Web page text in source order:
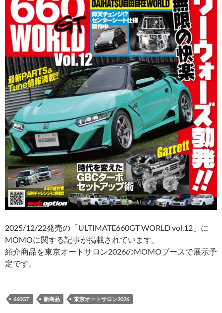
2025/12/22発売の「ULTIMATE660GT WORLD vol.12」に
MOMOに関する記事が掲載されています。
紹介商品を東京オートサロン2026のMOMOブースで展示予
定です。
660GT 新商品 東京オートサロン2026